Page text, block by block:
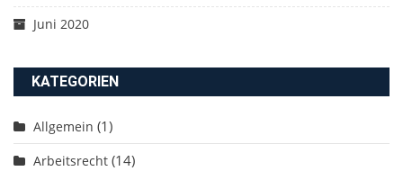
Juni 2020
KATEGORIEN
Allgemein (1)
Arbeitsrecht (14)